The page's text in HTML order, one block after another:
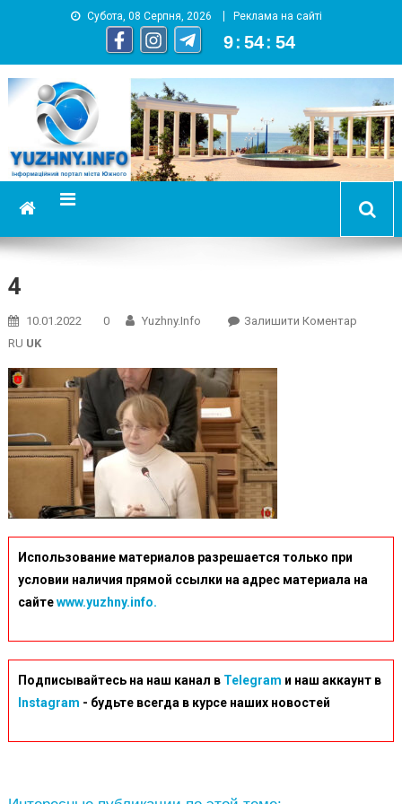
Субота, 08 Серпня, 2026 Реклама на сайті
9 : 54 : 54
YUZHNY.INFO
информационный портал города Южный
4
10.01.2022 0 Yuzhny.info Залишити КоментарOn
RU UK
Использование материалов разрешается только при
условии наличия прямой ссылки на адрес материала на
сайтеwww.yuzhny.info.
Подписывайтесь на наш канал в Telegram и наш аккаунт в
Instagram - будьте всегда в курсе наших новостей